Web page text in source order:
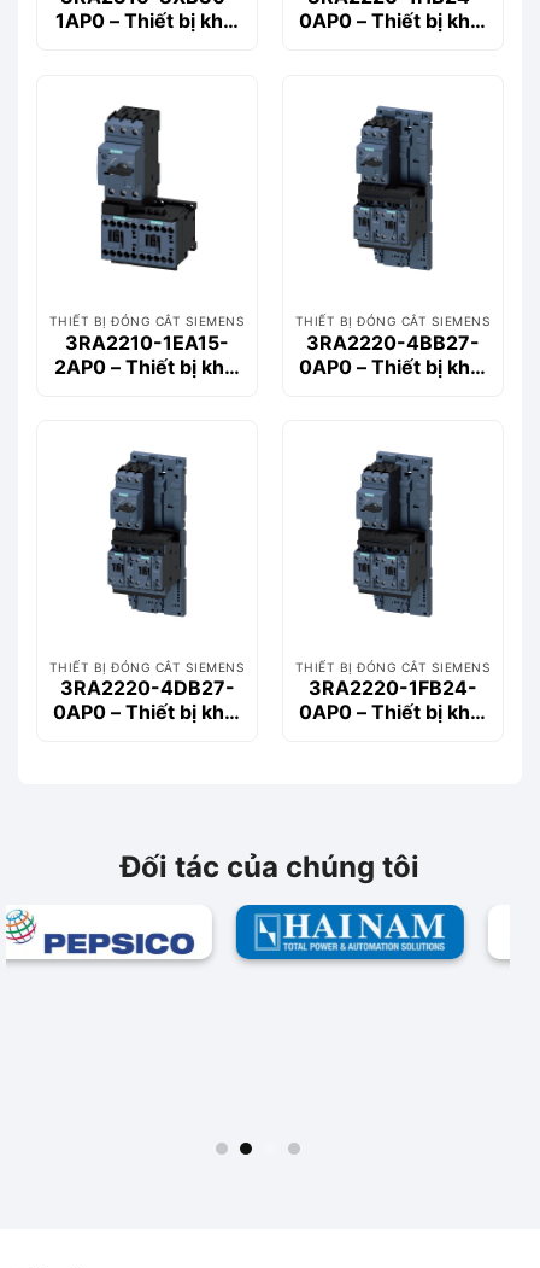
1AP0 – Thiết bị khởi
0AP0 – Thiết bị khởi
THIẾT BỊ ĐÓNG CẮT SIEMENS
3RA2210-1EA15-
2AP0 – Thiết bị khởi
THIẾT BỊ ĐÓNG CẮT SIEMENS
3RA2220-4BB27-
0AP0 – Thiết bị khởi
THIẾT BỊ ĐÓNG CẮT SIEMENS
3RA2220-4DB27-
0AP0 – Thiết bị khởi
THIẾT BỊ ĐÓNG CẮT SIEMENS
3RA2220-1FB24-
0AP0 – Thiết bị khởi
Đối tác của chúng tôi